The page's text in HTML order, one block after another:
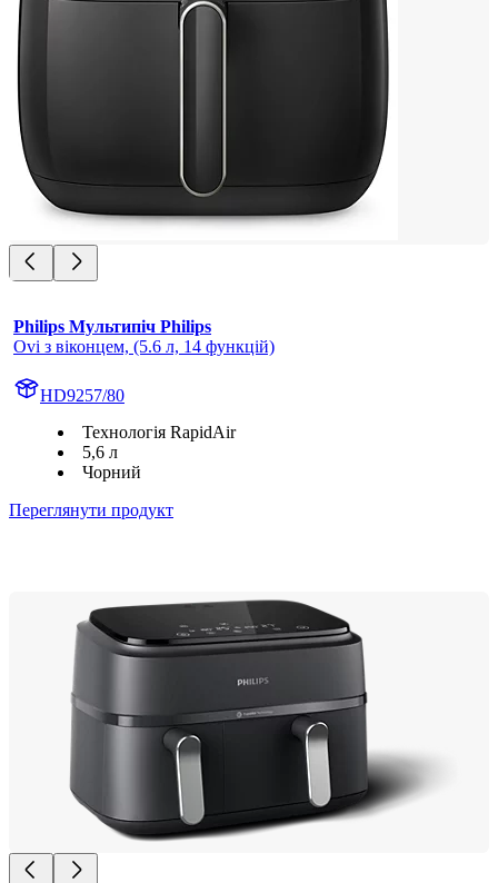
Philips Мультипіч Philips
Ovi з віконцем, (5.6 л, 14 функцій)
HD9257/80
Технологія RapidAir
5,6 л
Чорний
Переглянути продукт